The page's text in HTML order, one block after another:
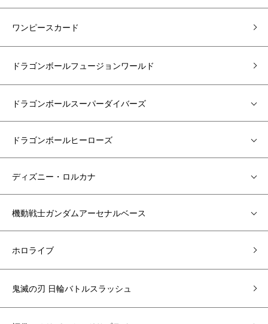
ワンピースカード
ドラゴンボールフュージョンワールド
ドラゴンボールスーパーダイバーズ
ドラゴンボールヒーローズ
ディズニー・ロルカナ
機動戦士ガンダムアーセナルベース
ホロライブ
鬼滅の刃 日輪バトルスラッシュ